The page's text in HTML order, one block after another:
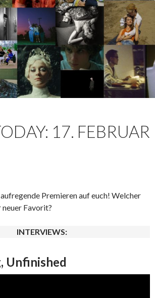
17. FEBRUAR
Premieren auf euch! Welcher
Favorit?
INTERVIEWS:
Unfinished